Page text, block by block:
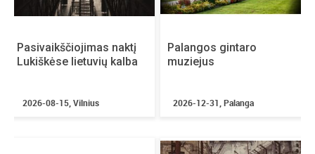
Šumilovaitė, Vaidotas Žitkus
Spektaklis žmonėms nuo 4 metų
Pasivaikščiojimas naktį
Lukiškėse lietuvių kalba
2026-08-15, Vilnius
Palangos gintaro
muziejus
2026-12-31, Palanga